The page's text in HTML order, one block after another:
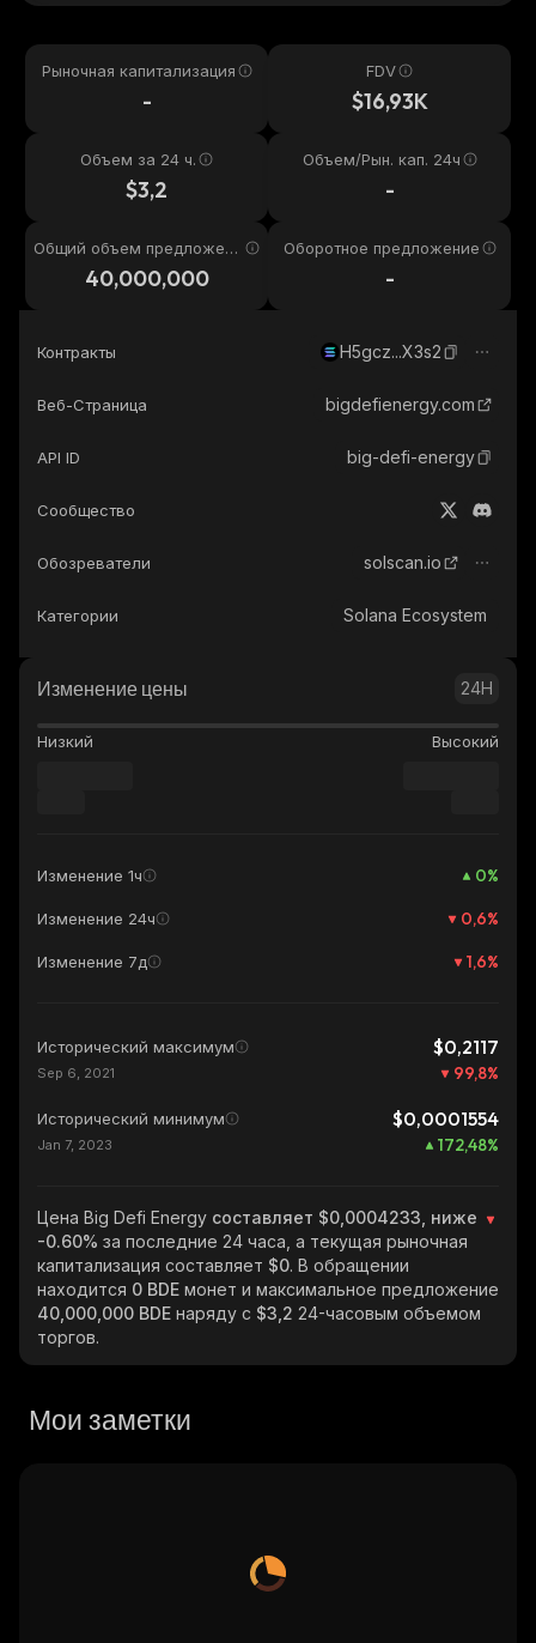
Рыночная капитализация
-
FDV
$16,93K
Объем за 24 ч.
$3,2
Объем/Рын. кап. 24ч
-
Общий объем предложени
40,000,000
Оборотное предложение
-
Контракты H5gcz...X3s2
Веб-Страница bigdefienergy.com
API ID big-defi-energy
Сообщество
Обозреватели solscan.io
Категории Solana Ecosystem
Изменение цены 24H
Низкий Высокий
Изменение 1ч 0%
Изменение 24ч 0,6%
Изменение 7д 1,6%
Исторический максимум $0,2117
Sep 6, 2021 99,8%
Исторический минимум $0,0001554
Jan 7, 2023 172,48%
Цена Big Defi Energy составляет $0,0004233, ниже
-0.60% за последние 24 часа, а текущая рыночная
капитализация составляет $0. В обращении
находится 0 BDE монет и максимальное предложение
40,000,000 BDE наряду с $3,2 24-часовым объемом
торгов.
Мои заметки